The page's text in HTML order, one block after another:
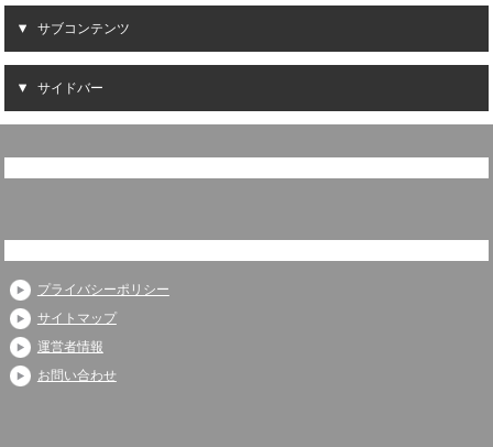
サブコンテンツ
サイドバー
プライバシーポリシー
サイトマップ
運営者情報
お問い合わせ